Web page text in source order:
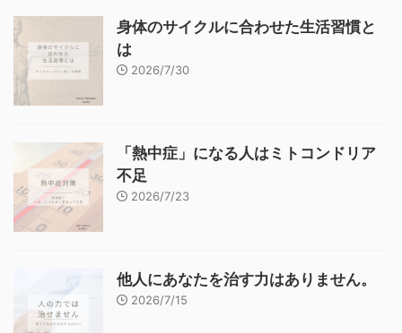
身体のサイクルに合わせた生活習慣と
は
2026/7/30
「熱中症」になる人はミトコンドリア
不足
2026/7/23
他人にあなたを治す力はありません。
2026/7/15